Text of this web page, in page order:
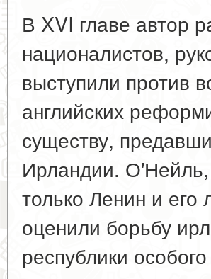
В XVI главе автор
националистов,
выступили против
английских
существу,
Ирландии. О'Нейль,
только Ленин и
оценили борьбу
республики